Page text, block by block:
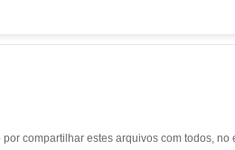
compartilhar estes arquivos com todos,